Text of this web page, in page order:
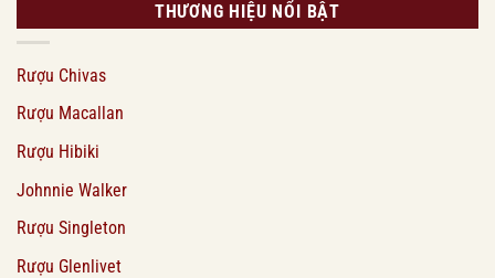
THƯƠNG HIỆU NỔI BẬT
Rượu Chivas
Rượu Macallan
Rượu Hibiki
Johnnie Walker
Rượu Singleton
Rượu Glenlivet